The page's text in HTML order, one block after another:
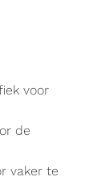
voor
de
vaker te